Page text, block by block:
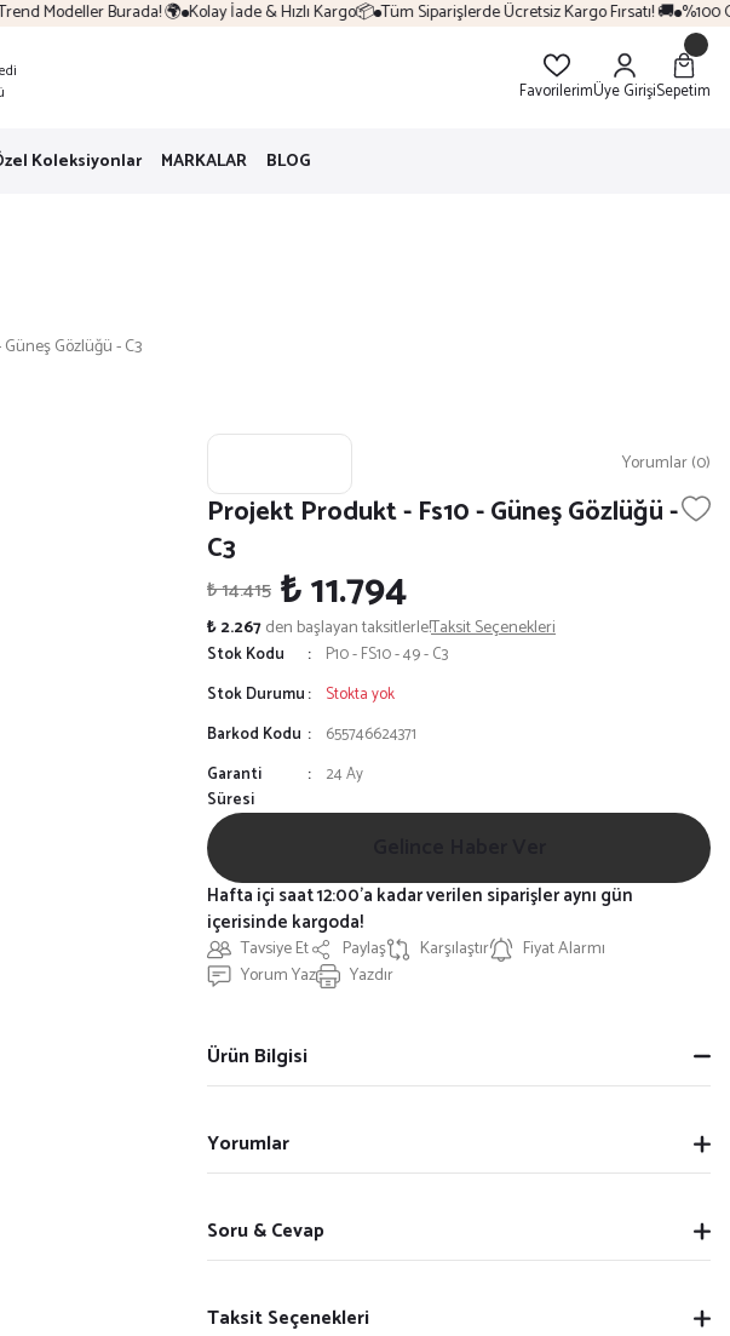
Modeller Burada! 🌍 Kolay İade & Hızlı Kargo📦 Tüm Siparişlerde Ücretsiz Kargo Fırsatı! 🚚 %100
FavorilerimÜye GirişiSepetim
Koleksiyonlar MARKALAR BLOG
Gözlüğü - C3
Yorumlar (0)
Projekt Produkt - Fs10 - Güneş Gözlüğü -
C3
₺ 14.415 ₺ 11.794
₺ 2.267den başlayan taksitlerle!Taksit Seçenekleri
Stok Kodu
P10 - FS10 - 49 - C3
Stok Durumu
Stokta yok
Barkod Kodu
655746624371
Garanti
Süresi
24 Ay
Tavsiye Et Paylaş Karşılaştır
Fiyat Alarmı
Yorum Yaz
Yazdır
Hafta içi saat 12:00'a kadar verilen siparişler aynı gün
içerisinde kargoda!
Ürün Bilgisi
Yorumlar
Soru & Cevap
Taksit Seçenekleri